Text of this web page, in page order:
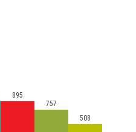
895
757
508